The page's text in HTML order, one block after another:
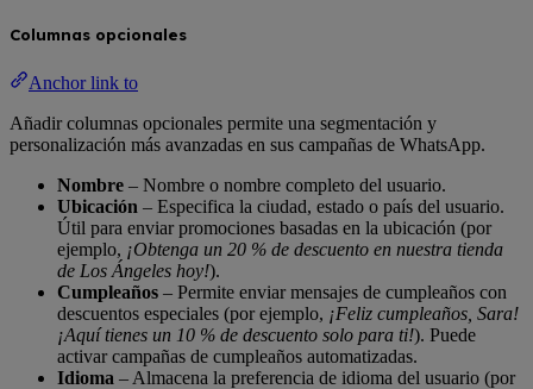
Columnas opcionales
Anchor link to
Añadir columnas opcionales permite una segmentación y
personalización más avanzadas en sus campañas de WhatsApp.
Nombre – Nombre o nombre completo del usuario.
Ubicación – Especifica la ciudad, estado o país del usuario.
Útil para enviar promociones basadas en la ubicación (por
ejemplo, ¡Obtenga un 20 % de descuento en nuestra tienda
de Los Ángeles hoy!).
Cumpleaños – Permite enviar mensajes de cumpleaños con
descuentos especiales (por ejemplo, ¡Feliz cumpleaños, Sara!
¡Aquí tienes un 10 % de descuento solo para ti!). Puede
activar campañas de cumpleaños automatizadas.
Idioma – Almacena la preferencia de idioma del usuario (por